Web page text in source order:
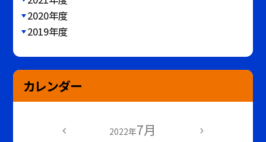
2020年度
2019年度
カレンダー
2022年7月